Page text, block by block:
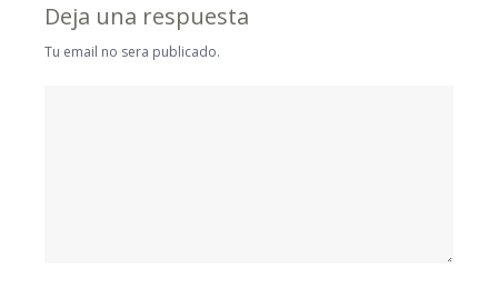
Deja una respuesta
Tu email no sera publicado.